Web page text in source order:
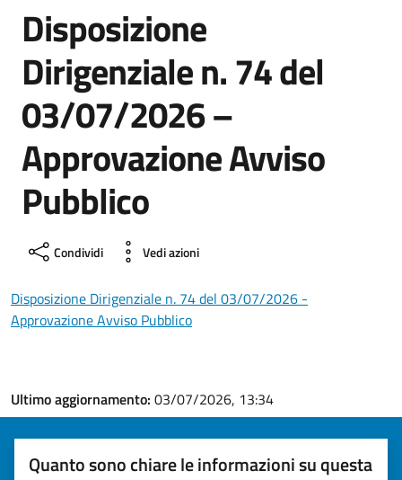
Disposizione
Dirigenziale n. 74 del
03/07/2026 –
Approvazione Avviso
Pubblico
Condividi Vedi azioni
Disposizione Dirigenziale n. 74 del 03/07/2026 -
Approvazione Avviso Pubblico
Ultimo aggiornamento: 03/07/2026, 13:34
Quanto sono chiare le informazioni su questa